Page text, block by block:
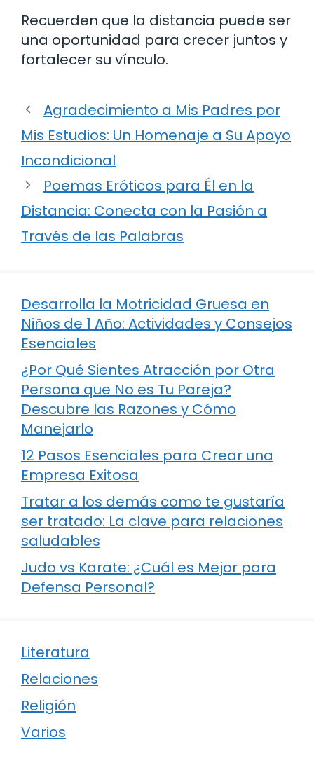
Recuerden que la distancia puede ser
una oportunidad para crecer juntos y
fortalecer su vínculo.
Agradecimiento a Mis Padres por
Mis Estudios: Un Homenaje a Su Apoyo
Incondicional
Poemas Eróticos para Él en la
Distancia: Conecta con la Pasión a
Través de las Palabras
Desarrolla la Motricidad Gruesa en
Niños de 1 Año: Actividades y Consejos
Esenciales
¿Por Qué Sientes Atracción por Otra
Persona que No es Tu Pareja?
Descubre las Razones y Cómo
Manejarlo
12 Pasos Esenciales para Crear una
Empresa Exitosa
Tratar a los demás como te gustaría
ser tratado: La clave para relaciones
saludables
Judo vs Karate: ¿Cuál es Mejor para
Defensa Personal?
Literatura
Relaciones
Religión
Varios